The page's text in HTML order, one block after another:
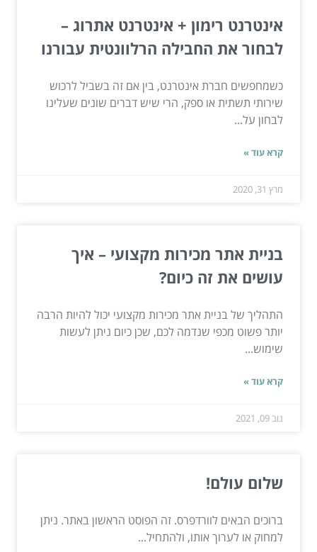
אינטרנט רימון + אינטרנט אתרוג –
לבחור את החבילה הרלוונטית עבורנו
כשמחפשים חברת אינטרנט, בין אם זה בשביל לרכוש
שירותי תשתית או ספק, הרי שיש דברים שונים שעלינו
לבחון על...
קרא עוד »
מרץ 31, 2020
בניית אתר מכירות מקצועי – איך
עושים את זה כיום?
התהליך של בניית אתר מכירות מקצועי יכול להיות הרבה
יותר פשוט מכפי שנדמה לכם, שכן כיום ניתן לעשות
שימוש...
קרא עוד »
נוב 09, 2021
שלום עולם!
ברוכים הבאים לוורדפרס. זה הפוסט הראשון באתר. ניתן
למחוק או לערוך אותו, ולהתחיל...